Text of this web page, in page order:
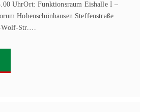
UhrOrt: Funktionsraum Eishalle I –
Hohenschönhausen Steffenstraße
Wolf-Str.…